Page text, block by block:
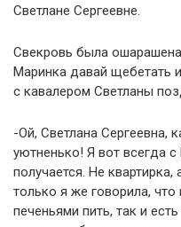
Светлане Сергеевне.
Свекровь была
Маринка давай щебетать
с кавалером Светланы
-Ой, Светлана Сергеевна,
уютненько! Я вот всегда
получается. Не
только я же говорила,
печеньями пить, так и